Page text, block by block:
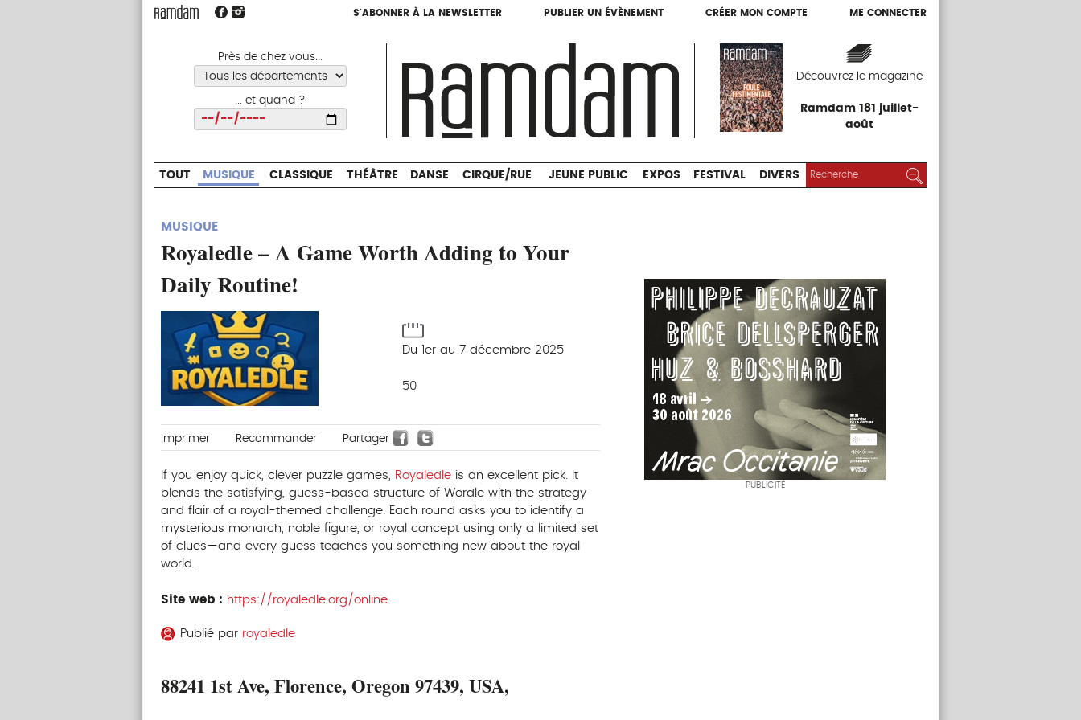
S'ABONNER À LA NEWSLETTER PUBLIER UN ÉVÈNEMENT CRÉER MON COMPTE ME CONNECTER
Près de chez vous...
... et quand ?
Découvrez le magazine
Ramdam 181 juillet-
août
S'ABONNER À LA NEWSLETTER PUBLIER UN ÉVÈNEMENT CRÉER MON COMPTE ME CONNECTER
CIRQUE/RUE JEUNE PUBLIC EXPOS
TOUT MUSIQUE CLASSIQUE THÉÂTRE DANSE CIRQUE/RUE JEUNE PUBLIC EXPOS FESTIVAL DIVERS RECHERCHER :
MUSIQUE
Royaledle – A Game Worth Adding to Your
Daily Routine!
Du 1er au 7 décembre 2025
50
Imprimer Recommander Partager
If you enjoy quick, clever puzzle games, Royaledleis an excellent pick. It
blends the satisfying, guess-based structure of Wordle with the strategy
and flair of a royal-themed challenge. Each round asks you to identify a
mysterious monarch, noble figure, or royal concept using only a limited set
of clues—and every guess teaches you something new about the royal
world.
Site web : https://royaledle.org/online
Publié par royaledle
88241 1st Ave, Florence, Oregon 97439, USA,
PUBLICITÉ